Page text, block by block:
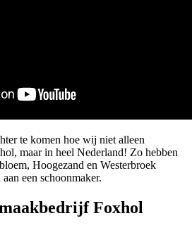
te komen hoe wij niet alleen
maar in heel Nederland! Zo hebben
Hoogezand en Westerbroek
een schoonmaker.
Foxhol